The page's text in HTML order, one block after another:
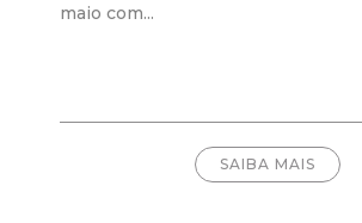
maio com...
SAIBA MAIS